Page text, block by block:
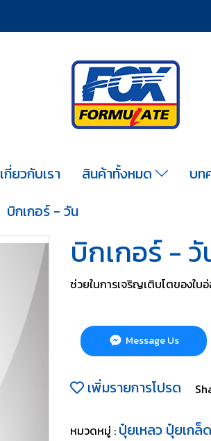
เกี่ยวกับเรา สินค้าทั้งหมด บท
บิกเกอร์ - วัน
บิกเกอร์ - วั
ช่วยในการเจริญเติบโตของใบ
Message Us
เพิ่มรายการโปรด
หมวดหมู่ : ปุ๋ยเหลว ปุ๋ยเกล็ด